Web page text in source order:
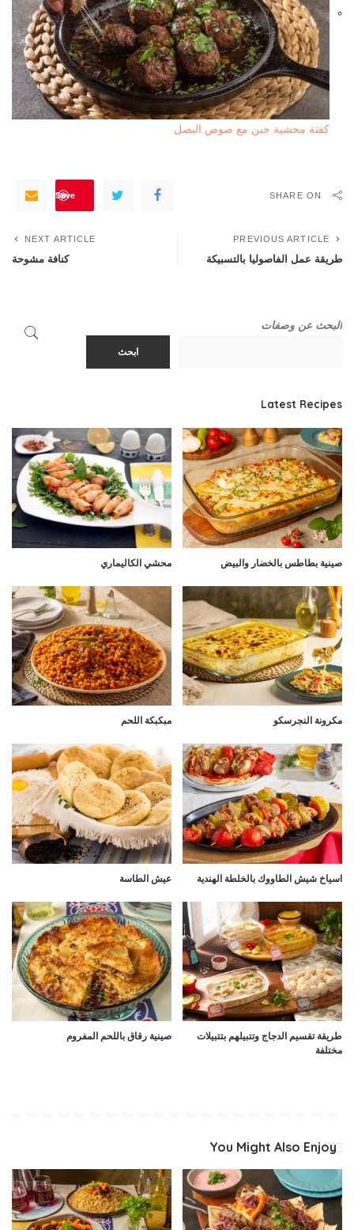
كفتة محشية جبن مع صوص البصل
SHARE ON
Save
PREVIOUS ARTICLE
طريقة عمل الفاصوليا بالتسبيكة
NEXT ARTICLE
كنافة مشوحة
البحث عن وصفات
ابحث
Latest Recipes
صينية بطاطس بالخضار والبيض محشي الكاليماري
مكرونة النجرسكو مبكبكة اللحم
اسياخ شيش الطاووك بالخلطة الهندية عيش الطاسة
طريقة تقسيم الدجاج وتتبيلهم بتتبيلات
مختلفة
صينية رقاق باللحم المفروم
You Might Also Enjoy